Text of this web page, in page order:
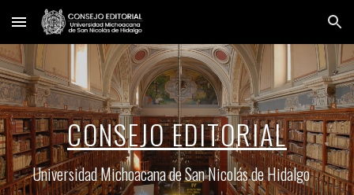
Skip to main content Skip to navigation
CONSEJO EDITORIAL
Universidad Michoacana de San Nicolás de Hidalgo